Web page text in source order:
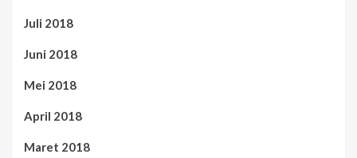
Juli 2018
Juni 2018
Mei 2018
April 2018
Maret 2018